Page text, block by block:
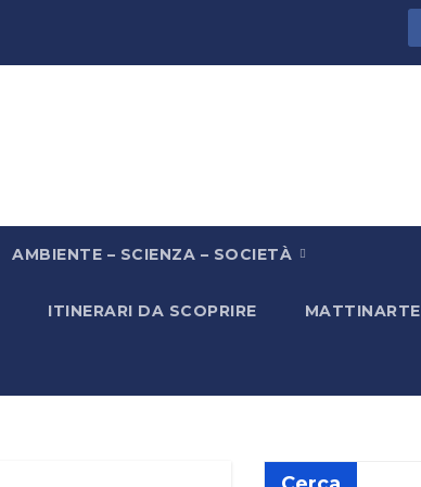
AMBIENTE – SCIENZA – SOCIETÀ
ITINERARI DA SCOPRIRE MATTINARTE